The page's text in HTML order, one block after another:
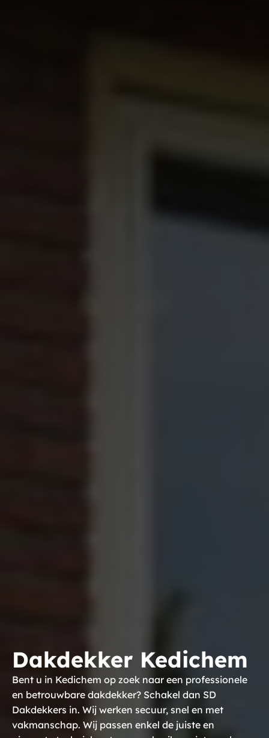
Dakdekker Kedichem
Bent u in Kedichem op zoek naar een professionele
en betrouwbare dakdekker? Schakel dan SD
Dakdekkers in. Wij werken secuur, snel en met
vakmanschap. Wij passen enkel de juiste en